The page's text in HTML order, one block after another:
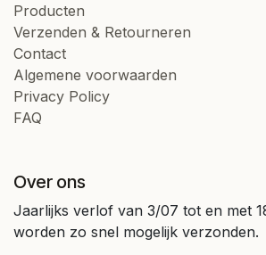
Producten
Verzenden & Retourneren
Contact
Algemene voorwaarden
Privacy Policy
FAQ
Over ons
Jaarlijks verlof van 3/07 tot en met
worden zo snel mogelijk verzonden.